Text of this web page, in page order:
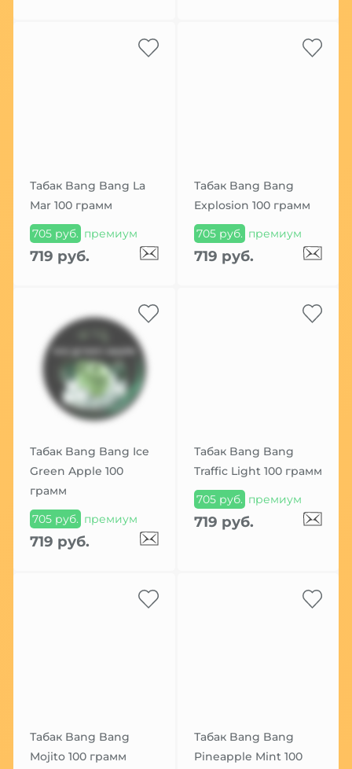
Табак Bang Bang La
Mar 100 грамм
705 руб. премиум
719 руб.
Табак Bang Bang
Explosion 100 грамм
705 руб. премиум
719 руб.
Табак Bang Bang Ice
Green Apple 100
грамм
705 руб. премиум
719 руб.
Табак Bang Bang
Traffic Light 100 грамм
705 руб. премиум
719 руб.
Табак Bang Bang
Mojito 100 грамм
Табак Bang Bang
Pineapple Mint 100